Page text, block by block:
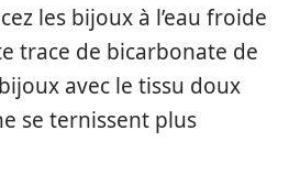
les bijoux à l’eau froide
trace de bicarbonate de
avec le tissu doux
se ternissent plus